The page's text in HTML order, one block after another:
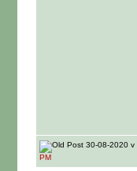
30-08-2020 v
PM